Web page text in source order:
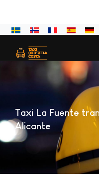
Seleccione su idioma
Taxi La Fuente
Alicante